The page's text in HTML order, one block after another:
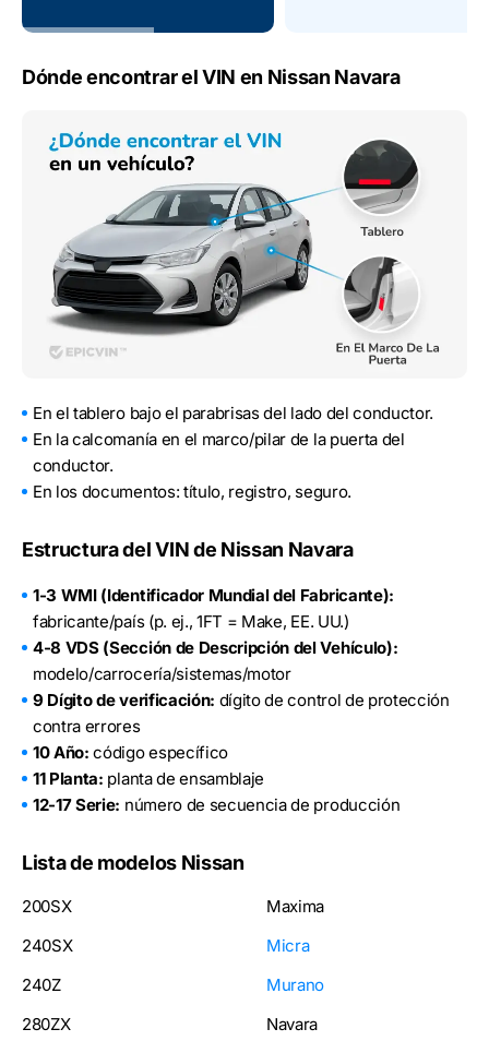
Dónde encontrar el VIN en Nissan Navara
En el tablero bajo el parabrisas del lado del conductor.
En la calcomanía en el marco/pilar de la puerta del
conductor.
En los documentos: título, registro, seguro.
Estructura del VIN de Nissan Navara
1-3 WMI (Identificador Mundial del Fabricante):
fabricante/país (p. ej., 1FT = Make, EE. UU.)
4-8 VDS (Sección de Descripción del Vehículo):
modelo/carrocería/sistemas/motor
9 Dígito de verificación: dígito de control de protección
contra errores
10 Año: código específico
11 Planta: planta de ensamblaje
12-17 Serie: número de secuencia de producción
Lista de modelos Nissan
200SX
240SX
240Z
280ZX
Maxima
Micra
Murano
Navara